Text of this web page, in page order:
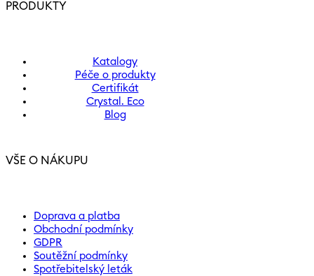
PRODUKTY
Katalogy
Péče o produkty
Certifikát
Crystal. Eco
Blog
VŠE O NÁKUPU
Doprava a platba
Obchodní podmínky
GDPR
Soutěžní podmínky
Spotřebitelský leták